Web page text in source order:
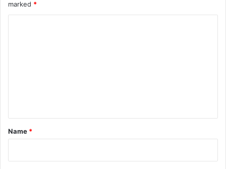
marked *
*
Name *